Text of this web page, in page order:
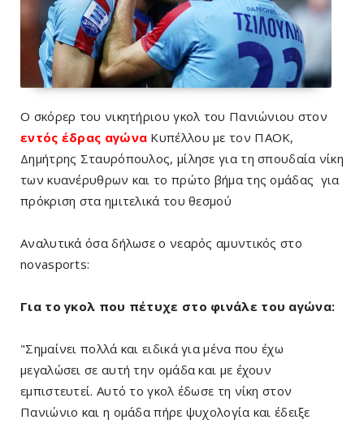
Ο σκόρερ του νικητήριου γκολ του Πανιώνιου στον
εντός έδρας αγώνα Κυπέλλου με τον ΠΑΟΚ,
Δημήτρης Σταυρόπουλος, μίλησε για τη σπουδαία νίκη
των κυανέρυθρων και το πρώτο βήμα της ομάδας για
πρόκριση στα ημιτελικά του θεσμού
Αναλυτικά όσα δήλωσε ο νεαρός αμυντικός στο
novasports:
Για το γκολ που πέτυχε στο φινάλε του αγώνα:
"Σημαίνει πολλά και ειδικά για μένα που έχω
μεγαλώσει σε αυτή την ομάδα και με έχουν
εμπιστευτεί. Αυτό το γκολ έδωσε τη νίκη στον
Πανιώνιο και η ομάδα πήρε ψυχολογία και έδειξε